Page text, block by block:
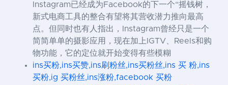
Instagram已经成为Facebook的下一个“摇钱树，
新式电商工具的整合有望将其营收潜力推向最高
点。但同时也有人指出，Instagram曾经只是一个
简简单单的摄影应用，现在加上IGTV、Reels和购
物功能，它的定位就开始变得有些模糊
ins买粉,ins买赞,ins刷粉丝,ins买粉丝,ins 买 粉,ins
买粉,ig 买粉丝,ins涨粉,facebook 买粉